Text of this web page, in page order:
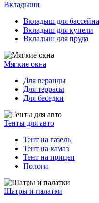
Вкладыши
Вкладыш для бассейна
Вкладыш для купели
Вкладыш для пруда
Мягкие окна
Для веранды
Для террасы
Для беседки
Тенты для авто
Тент на газель
Тент на камаз
Тент на прицеп
Пологи
Шатры и палатки